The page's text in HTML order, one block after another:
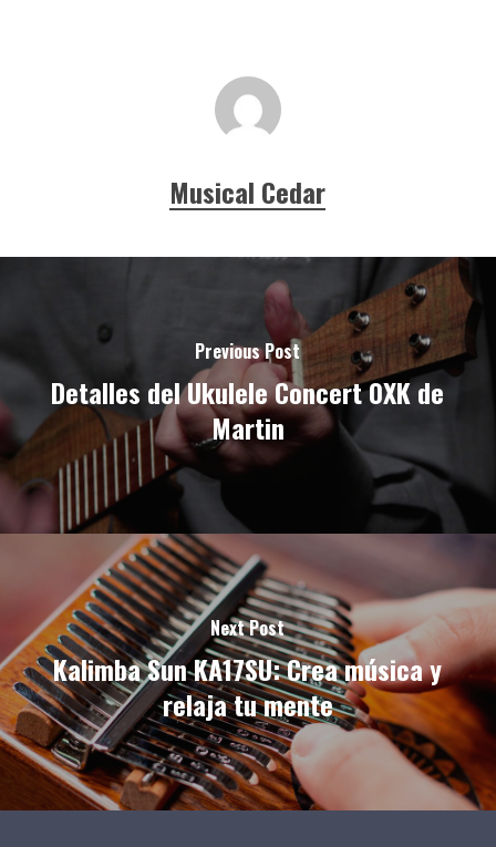
Musical Cedar
Previous Post
Detalles del Ukulele Concert 0XK de
Martin
Next Post
Kalimba Sun KA17SU: Crea música y
relaja tu mente